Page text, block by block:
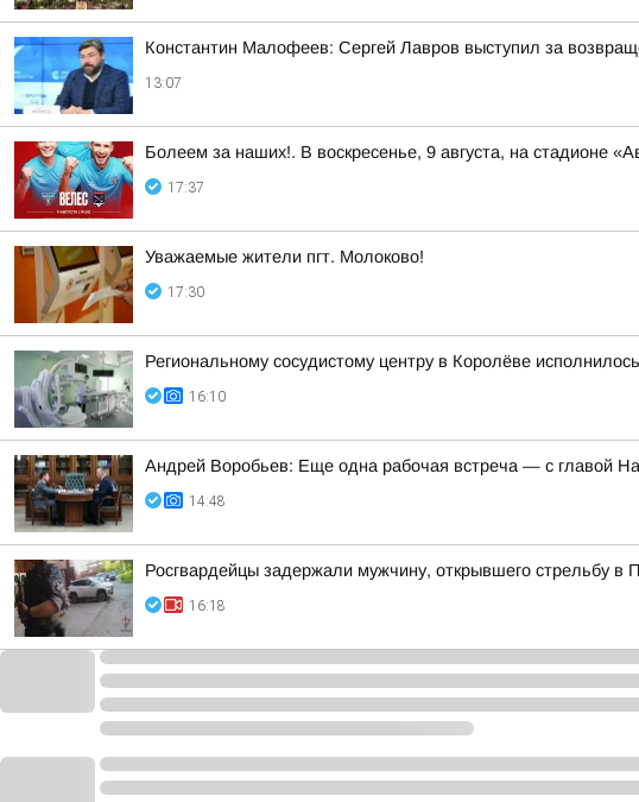
Константин Малофеев: Сергей Лавров выступил за
13:07
Болеем за наших!. В воскресенье, 9 августа, на стадионе
17:37
Уважаемые жители пгт. Молоково!
17:30
Региональному сосудистому центру в Королёве
16:10
Андрей Воробьев: Еще одна рабочая встреча — с главой
14:48
Росгвардейцы задержали мужчину, открывшего стрельбу в
16:18